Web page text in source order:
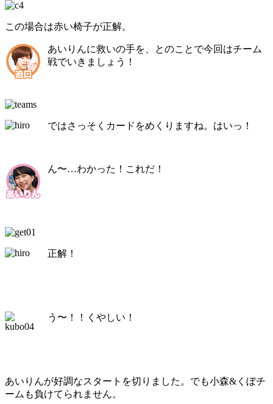
この場合は赤い椅子が正解。
あいりんに救いの手を、とのことで今回はチーム
戦でいきましょう！
ではさっそくカードをめくりますね。はいっ！
ん〜…わかった！これだ！
正解！
う〜！！くやしい！
あいりんが好調なスタートを切りました。でも小森&くぼチ
ームも負けてられません。